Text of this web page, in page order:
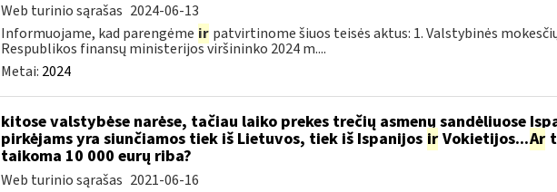
Web turinio sąrašas 2024-06-13
Informuojame, kad parengėme ir patvirtinome šiuos teisės aktus: 1. Valstybinės
Respublikos finansų ministerijos viršininko 2024 m....
Metai: 2024
kitose valstybėse narėse, tačiau laiko prekes trečių asmenų sandėliuose
pirkėjams yra siunčiamos tiek iš Lietuvos, tiek iš Ispanijos irVokietijos...Ar
taikoma 10 000 eurų riba?
Web turinio sąrašas 2021-06-16